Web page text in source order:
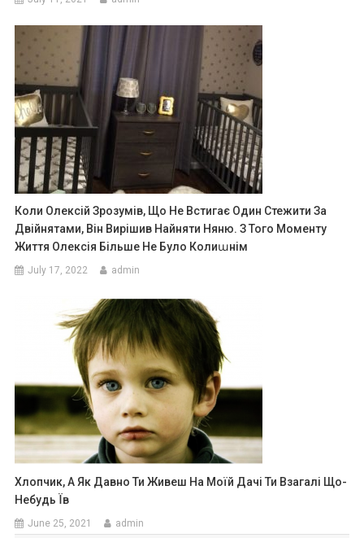
Коли Олексій Зрозумів, Що Не Встигає Один Стежити За
Двійнятами, Він Вирішив Найняти Няню. З Того Моменту
Життя Олексія Більше Не Було Колиաнім
July 17, 2022 admin
Хлопчик, А Як Давно Ти Живеш На Моїй Дачі Ти Взагалі Що-
Небудь Їв
June 25, 2021 admin